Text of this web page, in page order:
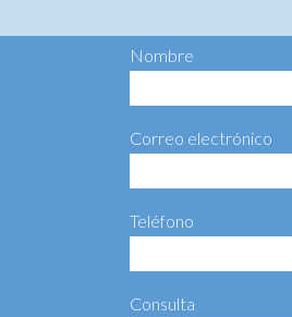
Nombre
Correo electrónico
Teléfono
Consulta